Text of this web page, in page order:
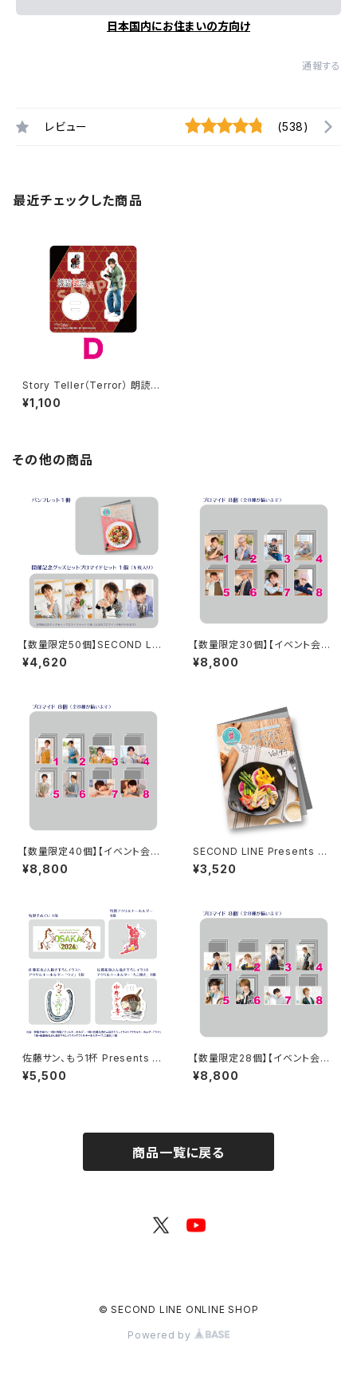
日本国内にお住まいの方向け
通報する
レビュー (538)
最近チェックした商品
Story Teller（Terror） 朗読・
怪談 -呪- 小松昌平さん柄 アク
リルスタンド
¥1,100
その他の商品
【数量限定50個】SECOND LIN
E Presents みんなに会いに行
くよ! 第45回 in 静岡 開催記念
¥4,620
【数量限定30個】【イベント会場
特典付き】SECOND LINE Pre
sents みんなに会いに行くよ!
¥8,800
【数量限定40個】【イベント会場
特典付き】SECOND LINE Pre
sents みんなに会いに行くよ!
¥8,800
SECOND LINE Presents み
んなに会いに行くよ! 第44回 in
山形 パンフレット
¥3,520
佐藤サン、もう1杯 Presents み
んなに会いに行くよ！IN 大阪 グ
ッズセット
¥5,500
【数量限定28個】【イベント会場
特典付き】SECOND LINE Pre
sents みんなに会いに行くよ!
¥8,800
商品一覧に戻る
© SECOND LINE ONLINE SHOP
Powered by